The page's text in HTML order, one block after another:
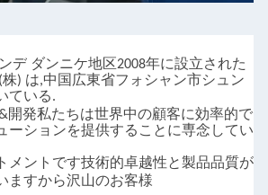
デ ダンニケ地区2008年に設立された
) は,中国広東省フォシャン市シュン
ている.
開発私たちは世界中の顧客に効率的で
ーションを提供することに専念してい
メントです技術的卓越性と製品品質が
ますから沢山のお客様